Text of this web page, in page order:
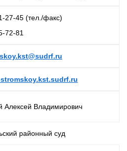
27-45 (тел./факс)
72-81
Алексей Владимирович
районный суд